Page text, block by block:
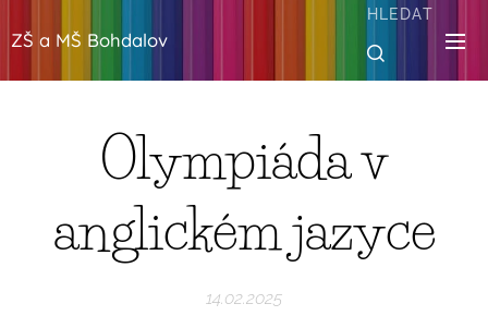
ZŠ a MŠ Bohdalov
HLEDAT
Olympiáda v
anglickém jazyce
14.02.2025